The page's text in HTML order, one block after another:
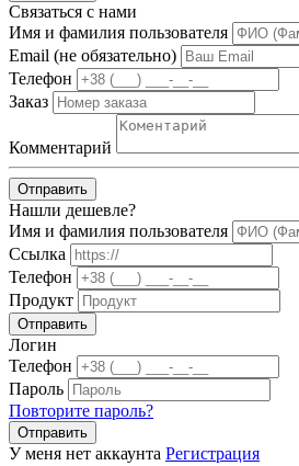
Связаться с нами
Имя и фамилия пользователя
Email (не обязательно)
Телефон
Заказ
Комментарий
Отправить
Нашли дешевле?
Имя и фамилия пользователя
Ссылка
Телефон
Продукт
Отправить
Логин
Телефон
Пароль
Повторите пароль?
Отправить
У меня нет аккаунта Регистрация